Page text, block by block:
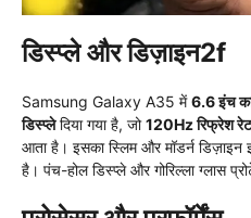
डिस्प्ले और डिज़ाइन2f
Samsung Galaxy A35 में6.6 इंच
डिस्प्लेदिया गया है, जो120Hz रिफ्रेश रेट
आता है। इसका स्लिम और मॉडर्न डिज़ाइन
है। पंच-होल डिस्प्ले और गोरिल्ला ग्लास